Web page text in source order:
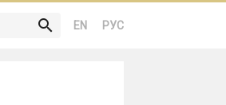
search EN РУС